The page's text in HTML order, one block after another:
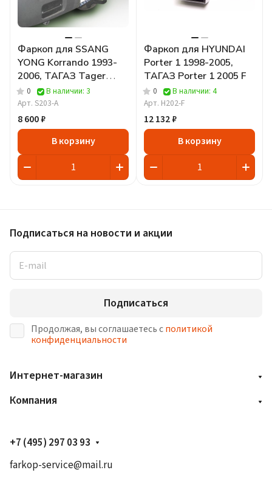
Фаркоп для SSANG
YONG Korrando 1993-
2006, ТАГАЗ Tager
2008
0
В наличии: 3
Арт. S203-A
8 600 ₽
В корзину
Фаркоп для HYUNDAI
Porter 1 1998-2005,
ТАГАЗ Porter 1 2005 F
0
В наличии: 4
Арт. H202-F
12 132 ₽
В корзину
Подписаться на новости и акции
Подписаться
Продолжая, вы соглашаетесь сполитикой
конфиденциальности
Интернет-магазин
Компания
+7 (495) 297 03 93
farkop-service@mail.ru